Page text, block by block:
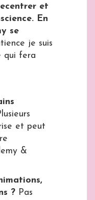
et
En
se
je suis
qui fera
et peut
&
?Pas